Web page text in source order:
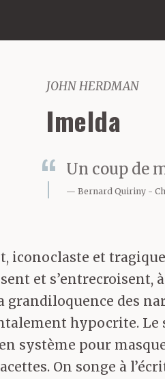
JOHN HERDMAN
Imelda
Un coup de
Bernard Quiriny
iconoclaste et
et s’entrecroisent,
des
hypocrite.
système pour
On songe à